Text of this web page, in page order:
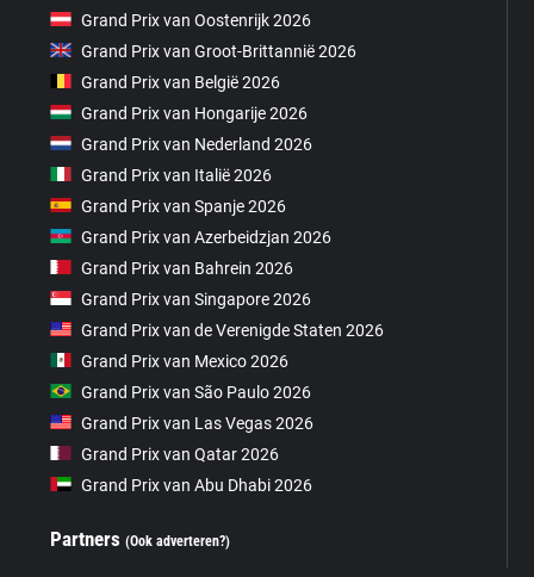
Grand Prix van Oostenrijk 2026
Grand Prix van Groot-Brittannië 2026
Grand Prix van België 2026
Grand Prix van Hongarije 2026
Grand Prix van Nederland 2026
Grand Prix van Italië 2026
Grand Prix van Spanje 2026
Grand Prix van Azerbeidzjan 2026
Grand Prix van Bahrein 2026
Grand Prix van Singapore 2026
Grand Prix van de Verenigde Staten 2026
Grand Prix van Mexico 2026
Grand Prix van São Paulo 2026
Grand Prix van Las Vegas 2026
Grand Prix van Qatar 2026
Grand Prix van Abu Dhabi 2026
Partners(Ook adverteren?)